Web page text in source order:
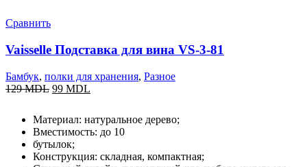
Сравнить
Vaisselle Подставка для вина VS-3-81
Бамбук, полки для хранения, Разное
129MDL 99 MDL
Материал: натуральное дерево;
Вместимость: до 10
бутылок;
Конструкция: складная, компактная;